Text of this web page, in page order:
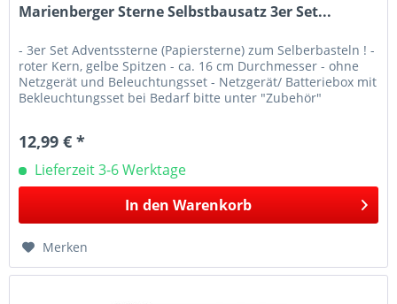
Marienberger Sterne Selbstbausatz 3er Set...
- 3er Set Adventssterne (Papiersterne) zum Selberbasteln ! -
roter Kern, gelbe Spitzen - ca. 16 cm Durchmesser - ohne
Netzgerät und Beleuchtungsset - Netzgerät/ Batteriebox mit
Bekleuchtungsset bei Bedarf bitte unter "Zubehör"
12,99 € *
Lieferzeit 3-6 Werktage
In den Warenkorb
Merken